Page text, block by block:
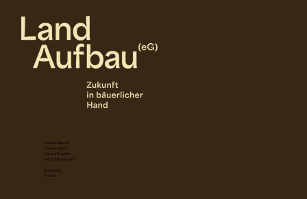
Unsere Mission
Unsere Vision
Unsere Projekte
Jetzt mitmachen!
Downloads
Presse